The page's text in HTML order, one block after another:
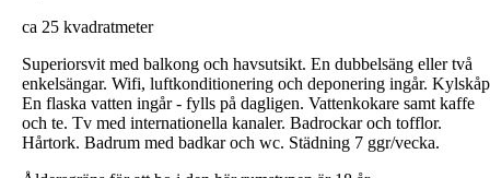
ca 25 kvadratmeter
Superiorsvit med balkong och havsutsikt. En dubbelsäng eller två
enkelsängar. Wifi, luftkonditionering och deponering ingår.
En flaska vatten ingår - fylls på dagligen. Vattenkokare samt kaffe
och te. Tv med internationella kanaler. Badrockar och tofflor.
Hårtork. Badrum med badkar och wc. Städning 7 ggr/vecka.